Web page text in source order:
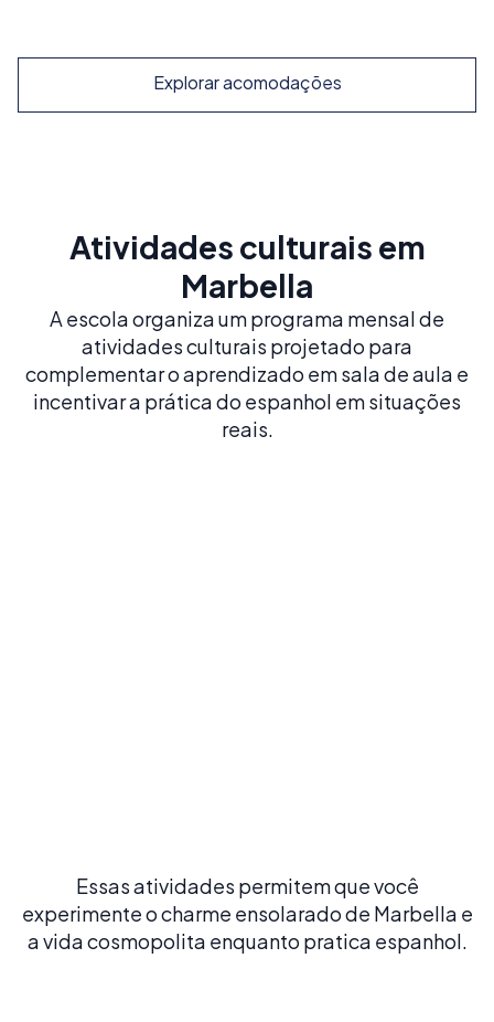
Explorar acomodações
Atividades culturais em
Marbella
A escola organiza um programa mensal de
atividades culturais projetado para
complementar o aprendizado em sala de aula e
incentivar a prática do espanhol em situações
reais.
Essas atividades permitem que você
experimente o charme ensolarado de Marbella e
a vida cosmopolita enquanto pratica espanhol.